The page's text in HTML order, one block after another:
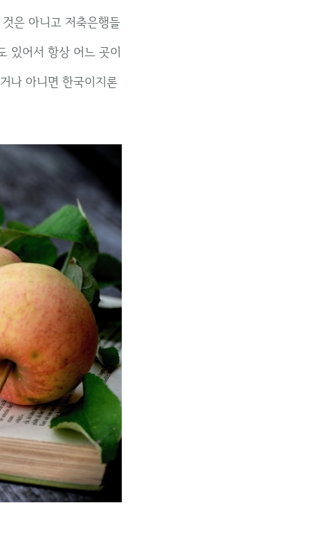
은 아니고 저축은행들
있어서 항상 어느 곳이
나 아니면 한국이지론